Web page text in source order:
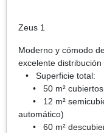
Zeus 1
Moderno y cómodo
excelente
• Superficie total:
• 50 m² cubiertos
• 12 m²
automático)
• 60 m²